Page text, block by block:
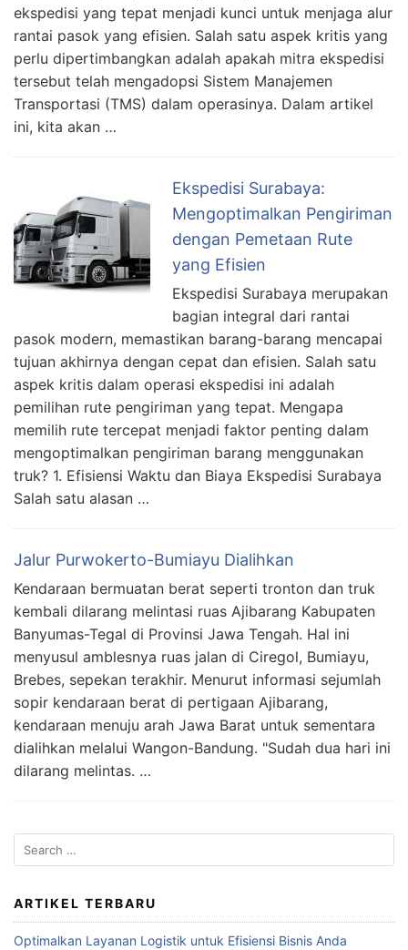
ekspedisi yang tepat menjadi kunci untuk menjaga alur
rantai pasok yang efisien. Salah satu aspek kritis yang
perlu dipertimbangkan adalah apakah mitra ekspedisi
tersebut telah mengadopsi Sistem Manajemen
Transportasi (TMS) dalam operasinya. Dalam artikel
ini, kita akan …
Ekspedisi Surabaya:
Mengoptimalkan Pengiriman
dengan Pemetaan Rute
yang Efisien
Ekspedisi Surabaya merupakan
bagian integral dari rantai
pasok modern, memastikan barang-barang mencapai
tujuan akhirnya dengan cepat dan efisien. Salah satu
aspek kritis dalam operasi ekspedisi ini adalah
pemilihan rute pengiriman yang tepat. Mengapa
memilih rute tercepat menjadi faktor penting dalam
mengoptimalkan pengiriman barang menggunakan
truk? 1. Efisiensi Waktu dan Biaya Ekspedisi Surabaya
Salah satu alasan …
Jalur Purwokerto-Bumiayu Dialihkan
Kendaraan bermuatan berat seperti tronton dan truk
kembali dilarang melintasi ruas Ajibarang Kabupaten
Banyumas-Tegal di Provinsi Jawa Tengah. Hal ini
menyusul amblesnya ruas jalan di Ciregol, Bumiayu,
Brebes, sepekan terakhir. Menurut informasi sejumlah
sopir kendaraan berat di pertigaan Ajibarang,
kendaraan menuju arah Jawa Barat untuk sementara
dialihkan melalui Wangon-Bandung. "Sudah dua hari ini
dilarang melintas. …
ARTIKEL TERBARU
Optimalkan Layanan Logistik untuk Efisiensi Bisnis Anda